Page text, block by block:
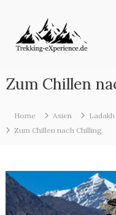
content
eXperience.de
Reiseberichte
aus
Welt
Zum Chillen
Home Asien
Zum Chillen nach Chilling